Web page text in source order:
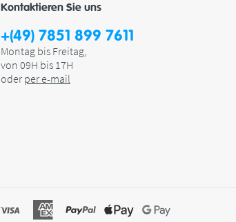
Kontaktieren Sie uns
+(49) 7851 899 7611
Montag bis Freitag,
von 09H bis 17H
oder per e-mail